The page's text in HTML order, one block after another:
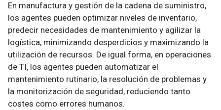
En manufactura y gestión de la cadena de suministro,
los agentes pueden optimizar niveles de inventario,
predecir necesidades de mantenimiento y agilizar la
logística, minimizando desperdicios y maximizando la
utilización de recursos. De igual forma, en operaciones
de TI, los agentes pueden automatizar el
mantenimiento rutinario, la resolución de problemas y
la monitorización de seguridad, reduciendo tanto
costes como errores humanos.